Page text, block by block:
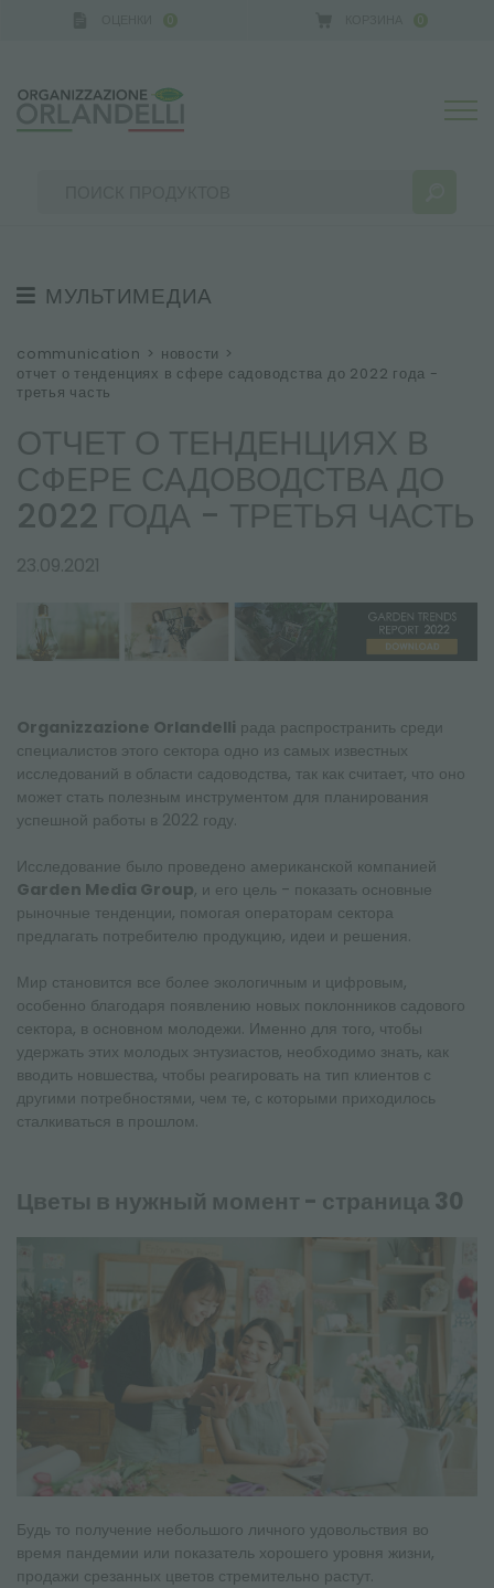
0 0
БОЛЬШЕ РЕЗУЛЬТАТОВ ДЛЯ ВАС:
МУЛЬТИМЕДИА
РЕКОМЕНДАЦИЯ
НОВОСТИ
КАТАЛОГИ
НОВОСТНАЯ РАССЫЛКА
communication > новости >
отчет о тенденциях в сфере садоводства до 2022 года -
третья часть
ОТЧЕТ О ТЕНДЕНЦИЯХ В
СФЕРЕ САДОВОДСТВА ДО
2022 ГОДА - ТРЕТЬЯ ЧАСТЬ
23.09.2021
Organizzazione Orlandelli рада распространить среди
специалистов этого сектора одно из самых известных
исследований в области садоводства, так как считает, что оно
может стать полезным инструментом для планирования
успешной работы в 2022 году.
Исследование было проведено американской компанией
Garden Media Group, и его цель - показать основные
рыночные тенденции, помогая операторам сектора
предлагать потребителю продукцию, идеи и решения.
Мир становится все более экологичным и цифровым,
особенно благодаря появлению новых поклонников садового
сектора, в основном молодежи. Именно для того, чтобы
удержать этих молодых энтузиастов, необходимо знать, как
вводить новшества, чтобы реагировать на тип клиентов с
другими потребностями, чем те, с которыми приходилось
сталкиваться в прошлом.
Цветы в нужный момент - страница 30
Будь то получение небольшого личного удовольствия во
время пандемии или показатель хорошего уровня жизни,
продажи срезанных цветов стремительно растут.